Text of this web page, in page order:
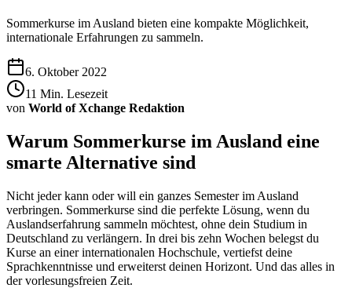
Sommerkurse im Ausland bieten eine kompakte Möglichkeit,
internationale Erfahrungen zu sammeln.
6. Oktober 2022
11 Min. Lesezeit
von World of Xchange Redaktion
Warum Sommerkurse im Ausland eine
smarte Alternative sind
Nicht jeder kann oder will ein ganzes Semester im Ausland
verbringen. Sommerkurse sind die perfekte Lösung, wenn du
Auslandserfahrung sammeln möchtest, ohne dein Studium in
Deutschland zu verlängern. In drei bis zehn Wochen belegst du
Kurse an einer internationalen Hochschule, vertiefst deine
Sprachkenntnisse und erweiterst deinen Horizont. Und das alles in
der vorlesungsfreien Zeit.